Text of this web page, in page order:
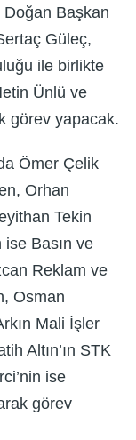
Başkan
Güleç,
ile birlikte
Ünlü ve
görev yapacak.
Ömer Çelik
Orhan
Tekin
Basın ve
Reklam ve
Osman
Mali İşler
Altın’ın STK
ise
görev